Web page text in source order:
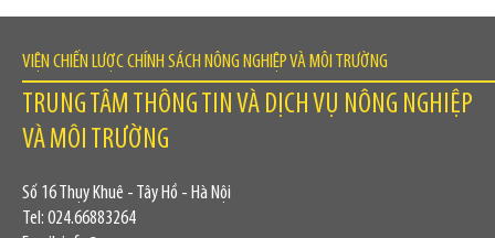
VIỆN CHIẾN LƯỢC CHÍNH SÁCH NÔNG NGHIỆP VÀ MÔI TRƯỜNG
TRUNG TÂM THÔNG TIN VÀ DỊCH VỤ NÔNG NGHIỆP
VÀ MÔI TRƯỜNG
Số 16 Thụy Khuê - Tây Hồ - Hà Nội
Tel: 024.66883264